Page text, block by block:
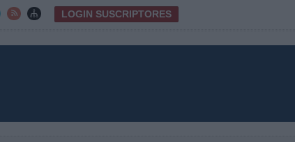
  LOGIN SUSCRIPTORES